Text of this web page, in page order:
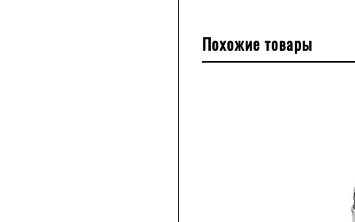
Похожие товары